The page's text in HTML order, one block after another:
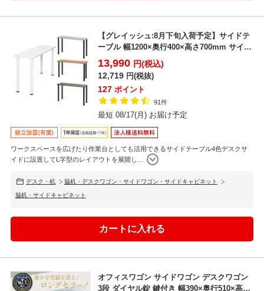
【グレイッシュ:8月下旬入荷予定】サイドテ
ーブル 幅1200×奥行400×高さ700mm サイド
デス...
13,990 円(税込)
12,719 円(税抜)
127 ポイント
91件
最短 08/17(月) お届け予定
ワークスペースを広げたり作業台としても活用できるサイドテーブル4色デスクサ
イドに設置してL字型のレイアウトを展開し
デスク・机 脇机・デスクワゴン・サイドワゴン・サイドキャビネット
脇机・サイドキャビネット
オフィスワゴン サイドワゴン デスクワゴン
3段 ダイヤル錠 鍵付き 幅390×奥行510×高さ